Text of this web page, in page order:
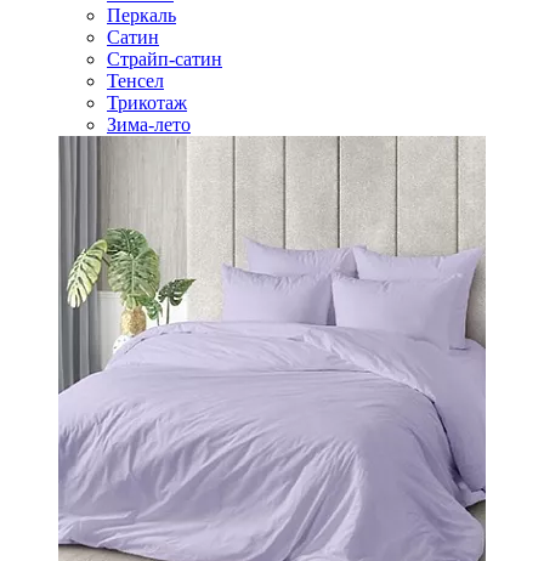
Перкаль
Сатин
Страйп-сатин
Тенсел
Трикотаж
Зима-лето